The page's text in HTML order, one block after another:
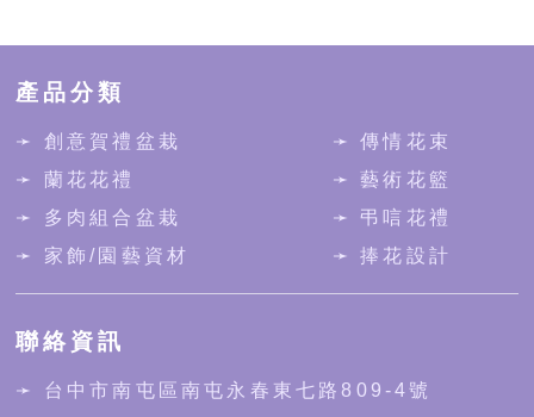
產品分類
➛ 創意賀禮盆栽
➛ 蘭花花禮
➛ 多肉組合盆栽
➛ 家飾/園藝資材
➛ 傳情花束
➛ 藝術花籃
➛ 弔唁花禮
➛ 捧花設計
聯絡資訊
➛ 台中市南屯區南屯永春東七路809-4號